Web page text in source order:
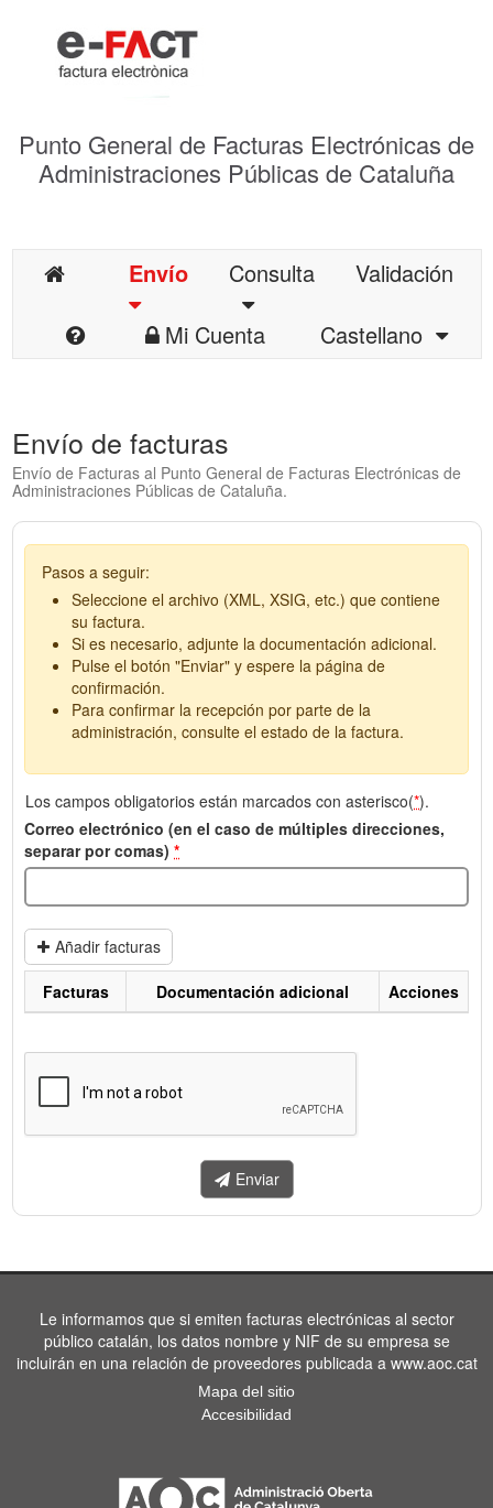
Punto General de Facturas Electrónicas de
Administraciones Públicas de Cataluña
Envío Consulta
Validación
Mi Cuenta
Castellano
Envío de facturas
Envío de Facturas al Punto General de Facturas Electrónicas de
Administraciones Públicas de Cataluña.
Pasos a seguir:
Seleccione el archivo (XML, XSIG, etc.) que contiene
su factura.
Si es necesario, adjunte la documentación adicional.
Pulse el botón "Enviar" y espere la página de
confirmación.
Para confirmar la recepción por parte de la
administración, consulte el estado de la factura.
Los campos obligatorios están marcados con asterisco(*).
Correo electrónico (en el caso de múltiples direcciones,
separar por comas) *
Añadir facturas
enviar.
Facturas Documentación adicional Acciones
Enviar
Le informamos que si emiten facturas electrónicas al sector
público catalán, los datos nombre y NIF de su empresa se
incluirán en una relación de proveedores publicada a www.aoc.cat
Mapa del sitio
Accesibilidad